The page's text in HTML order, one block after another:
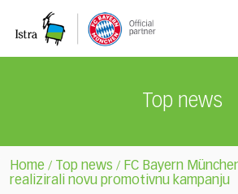
note:
Top news
Home / Top news / FC Bayern
realizirali novu promotivnu kampanju